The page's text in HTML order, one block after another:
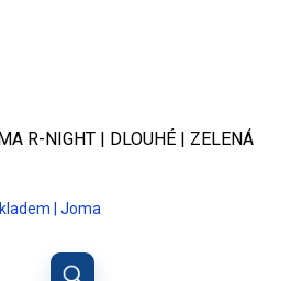
R-NIGHT | DLOUHÉ | ZELENÁ
| Joma